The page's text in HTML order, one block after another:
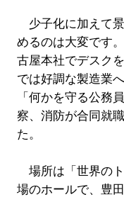
少子化に加えて
めるのは大変です
古屋本社でデスク
では好調な製造業
「何かを守る公務
察、消防が合同就
た。
場所は「世界の
場のホールで、豊